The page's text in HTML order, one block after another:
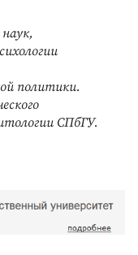
политики.
СПбГУ.